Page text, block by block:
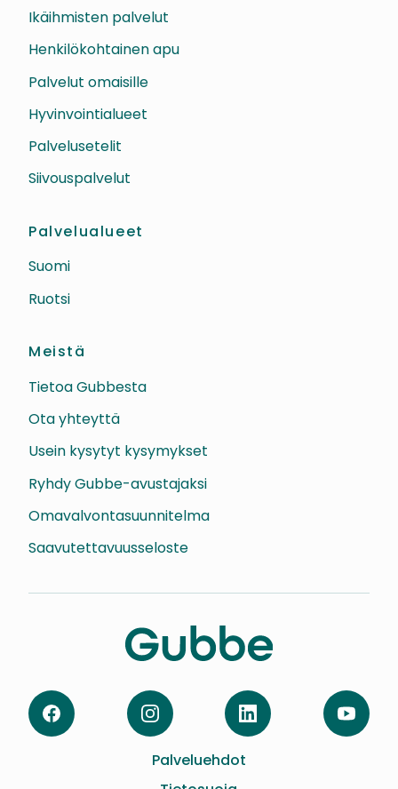
Ikäihmisten palvelut
Henkilökohtainen apu
Palvelut omaisille
Hyvinvointialueet
Palvelusetelit
Siivouspalvelut
Palvelualueet
Suomi
Ruotsi
Meistä
Tietoa Gubbesta
Ota yhteyttä
Usein kysytyt kysymykset
Ryhdy Gubbe-avustajaksi
Omavalvontasuunnitelma
Saavutettavuusseloste
Palveluehdot